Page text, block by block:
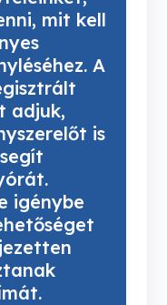
mit kell
A
adjuk,
is
igénybe